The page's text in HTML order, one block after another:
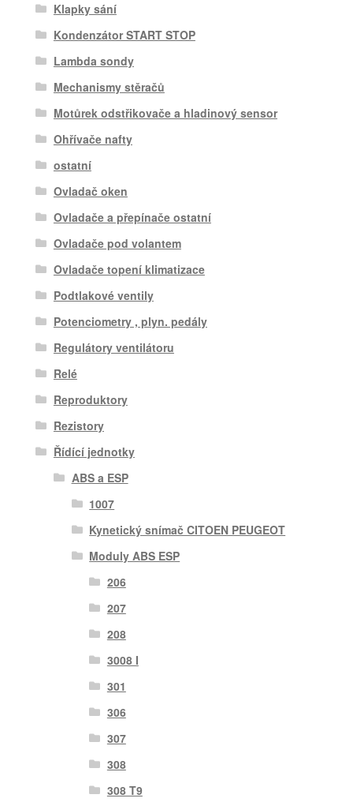
Klapky sání
Kondenzátor START STOP
Lambda sondy
Mechanismy stěračů
Motůrek odstřikovače a hladinový sensor
Ohřívače nafty
ostatní
Ovladač oken
Ovladače a přepínače ostatní
Ovladače pod volantem
Ovladače topení klimatizace
Podtlakové ventily
Potenciometry , plyn. pedály
Regulátory ventilátoru
Relé
Reproduktory
Rezistory
Řídící jednotky
ABS a ESP
1007
Kynetický snímač CITOEN PEUGEOT
Moduly ABS ESP
206
207
208
3008 I
301
306
307
308
308 T9